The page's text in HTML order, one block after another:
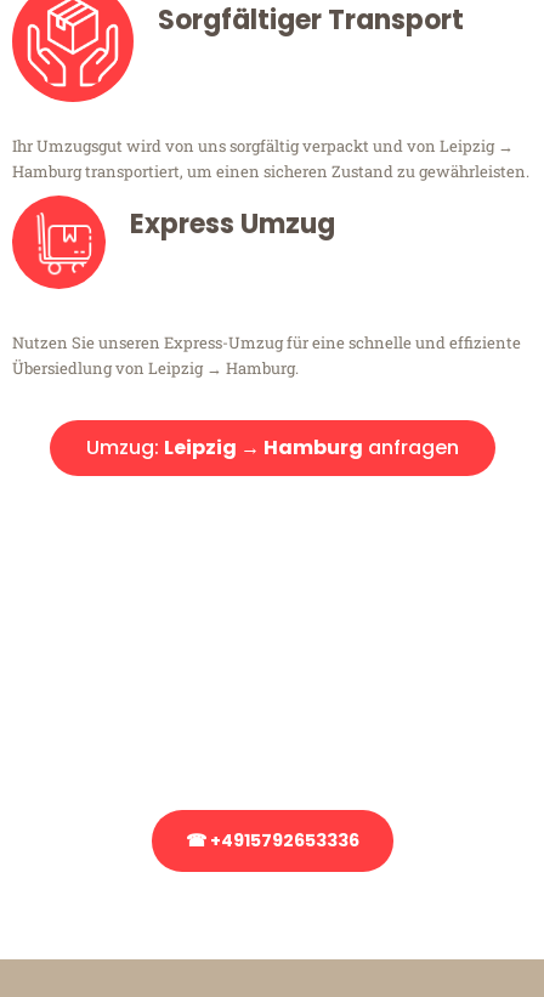
Sorgfältiger Transport
Ihr Umzugsgut wird von uns sorgfältig verpackt und von Leipzig →
Hamburg transportiert, um einen sicheren Zustand zu gewährleisten.
Express Umzug
Nutzen Sie unseren Express-Umzug für eine schnelle und effiziente
Übersiedlung von Leipzig → Hamburg.
Umzug: Leipzig → Hamburg anfragen
☎ +4915792653336